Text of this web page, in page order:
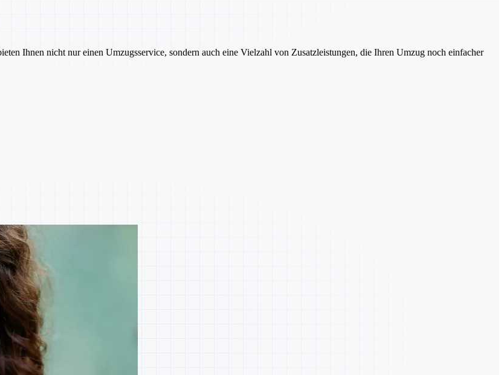
Ihnen nicht nur einen Umzugsservice, sondern auch eine Vielzahl von Zusatzleistungen, die Ihren Umzug noch einfacher